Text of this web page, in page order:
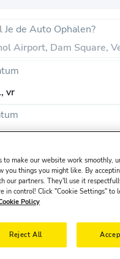
de Auto Ophalen?
vr
ma
Zoeken
inleverlocatie?
woont in
to make our website work smoothly,
you things you might like. By
our partners. They'll use it
in control! Click "Cookie Settings" to
Policy
Reject All